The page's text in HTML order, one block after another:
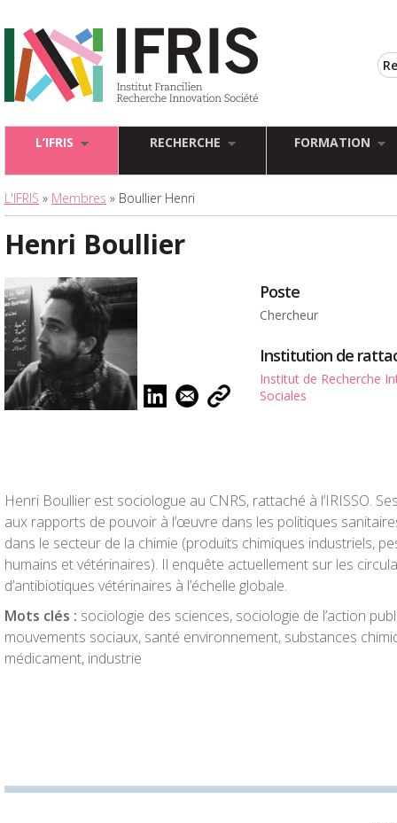
L’IFRIS RECHERCHE FORMATION
L'IFRIS » Membres » Boullier Henri
Henri Boullier
Poste
Chercheur
Institution de
Institut de Recherche
Sociales
Henri Boullier est sociologue au CNRS, rattaché à l’IRISSO.
aux rapports de pouvoir à l’œuvre dans les politiques
dans le secteur de la chimie (produits chimiques industriels,
humains et vétérinaires). Il enquête actuellement sur les
d’antibiotiques vétérinaires à l’échelle globale.
Mots clés : sociologie des sciences, sociologie de l’action
mouvements sociaux, santé environnement, substances
médicament, industrie